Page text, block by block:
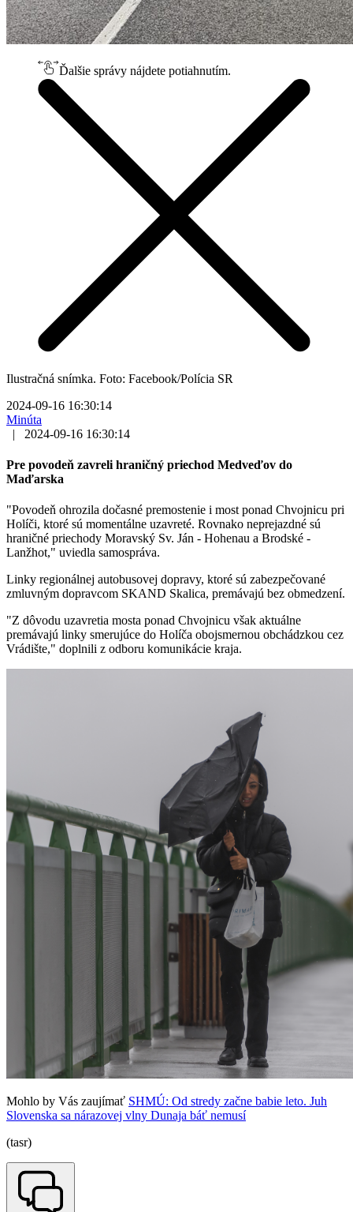
Ďalšie správy nájdete potiahnutím.
Ilustračná snímka. Foto: Facebook/Polícia SR
2024-09-16 16:30:14
Minúta
|
2024-09-16 16:30:14
Pre povodeň zavreli hraničný priechod Medveďov do
Maďarska
"Povodeň ohrozila dočasné premostenie i most ponad Chvojnicu pri
Holíči, ktoré sú momentálne uzavreté. Rovnako neprejazdné sú
hraničné priechody Moravský Sv. Ján - Hohenau a Brodské -
Lanžhot," uviedla samospráva.
Linky regionálnej autobusovej dopravy, ktoré sú zabezpečované
zmluvným dopravcom SKAND Skalica, premávajú bez obmedzení.
"Z dôvodu uzavretia mosta ponad Chvojnicu však aktuálne
premávajú linky smerujúce do Holíča obojsmernou obchádzkou cez
Vrádište," doplnili z odboru komunikácie kraja.
Mohlo by Vás zaujímať SHMÚ: Od stredy začne babie leto. Juh
Slovenska sa nárazovej vlny Dunaja báť nemusí
(tasr)